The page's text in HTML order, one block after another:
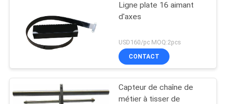
Ligne plate 16 aimant
d'axes
USD160/pc MOQ:2pcs
CONTACT
Capteur de chaîne de
métier à tisser de